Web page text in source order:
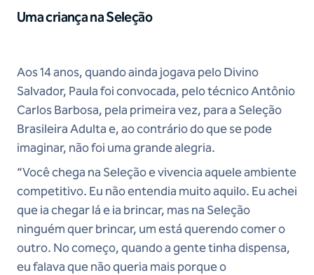
Uma criança na Seleção
Aos 14 anos, quando ainda jogava pelo Divino
Salvador, Paula foi convocada, pelo técnico Antônio
Carlos Barbosa, pela primeira vez, para a Seleção
Brasileira Adulta e, ao contrário do que se pode
imaginar, não foi uma grande alegria.
“Você chega na Seleção e vivencia aquele ambiente
competitivo. Eu não entendia muito aquilo. Eu achei
que ia chegar lá e ia brincar, mas na Seleção
ninguém quer brincar, um está querendo comer o
outro. No começo, quando a gente tinha dispensa,
eu falava que não queria mais porque o